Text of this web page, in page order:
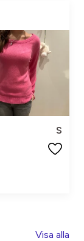
S
Visa alla